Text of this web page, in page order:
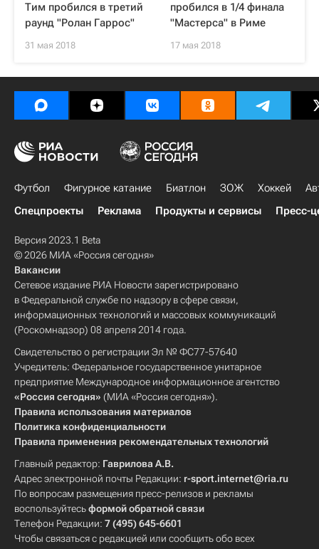
Тим пробился в третий
раунд "Ролан Гаррос"
31 мая 2018
пробился в 1/4 финала
"Мастерса" в Риме
17 мая 2018
Футбол Фигурное катание Биатлон ЗОЖ Хоккей
Спецпроекты
Реклама Продукты и сервисы Пресс-
Версия 2023.1 Beta
© 2026 МИА «Россия сегодня»
Вакансии
Сетевое издание РИА Новости зарегистрировано
в Федеральной службе по надзору в сфере связи,
информационных технологий и массовых коммуникаций
(Роскомнадзор) 08 апреля 2014 года.
Свидетельство о регистрации Эл № ФС77-57640
Учредитель: Федеральное государственное унитарное
предприятие Международное информационное агентство
«Россия сегодня» (МИА «Россия сегодня»).
Правила использования материалов
Политика конфиденциальности
Правила применения рекомендательных технологий
Главный редактор: Гаврилова А.В.
Адрес электронной почты Редакции: r-sport.internet@ria.ru
По вопросам размещения пресс-релизов и рекламы
воспользуйтесьформой обратной связи
Телефон Редакции: 7 (495) 645-6601
Чтобы связаться с редакцией или сообщить обо всех